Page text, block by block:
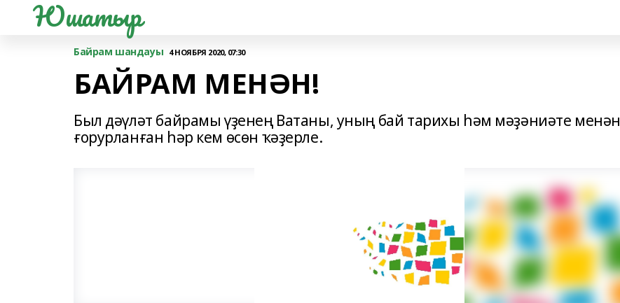
Юшатыр
Байрам шандауы 4 НОЯБРЯ 2020, 07:30
БАЙРАМ МЕНӘН!
Был дәүләт байрамы үҙенең Ватаны, уның бай тарихы һәм мәҙәниәте менән
ғорурланған һәр кем өсөн ҡәҙерле.